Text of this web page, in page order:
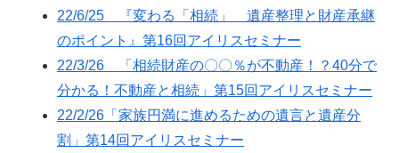
22/6/25 『変わる「相続」 遺産整理と財産承継
のポイント』第16回アイリスセミナー
22/3/26 「相続財産の〇〇％が不動産！？40分で
分かる！不動産と相続」第15回アイリスセミナー
22/2/26「家族円満に進めるための遺言と遺産分
割」第14回アイリスセミナー